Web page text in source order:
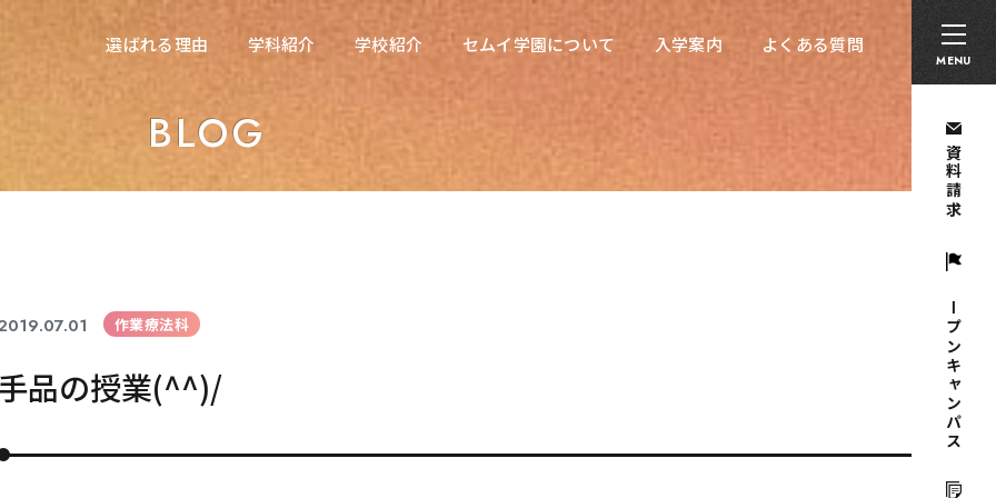
MENU
選ばれる理由 学科紹介 学校紹介 セムイ学園について 入学案内 よくある質問
資料請求
オープンキャンパス
採用担当者の方へ 留学生の方へ
選ばれる理由 学科紹介 学校紹介
東海医療科学専門学校
東海歯科医療専門学校
東海医療工学専門学校
セムイ学園について 入学案内 よくある質問
BLOG
作業療法科
品の授業(^^)/